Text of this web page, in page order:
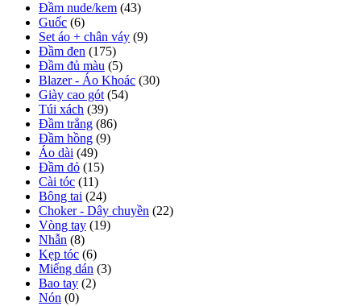
Đầm nude/kem (43)
Guốc (6)
Set áo + chân váy (9)
Đầm đen (175)
Đầm đủ màu (5)
Blazer - Áo Khoác (30)
Giày cao gót (54)
Túi xách (39)
Đầm trắng (86)
Đầm hồng (9)
Áo dài (49)
Đầm đỏ (15)
Cài tóc (11)
Bông tai (24)
Choker - Dây chuyền (22)
Vòng tay (19)
Nhẫn (8)
Kẹp tóc (6)
Miếng dán (3)
Bao tay (2)
Nón (0)